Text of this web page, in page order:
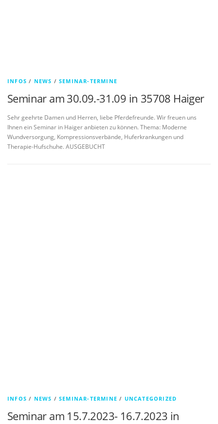
INFOS / NEWS /SEMINAR-TERMINE
Seminar am 30.09.-31.09 in 35708 Haiger
Sehr geehrte Damen und Herren, liebe Pferdefreunde. Wir freuen uns
Ihnen ein Seminar in Haiger anbieten zu können. Thema: Moderne
Wundversorgung, Kompressionsverbände, Huferkrankungen und
Therapie-Hufschuhe. AUSGEBUCHT
INFOS / NEWS /SEMINAR-TERMINE / UNCATEGORIZED
Seminar am 15.7.2023- 16.7.2023 in